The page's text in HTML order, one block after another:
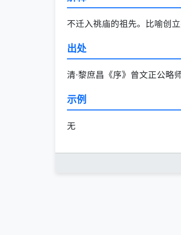
不迁入祧庙的祖先。比喻创
出处
清·黎庶昌《序》曾文正公略
示例
无